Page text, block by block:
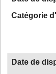
Catégorie
Date de